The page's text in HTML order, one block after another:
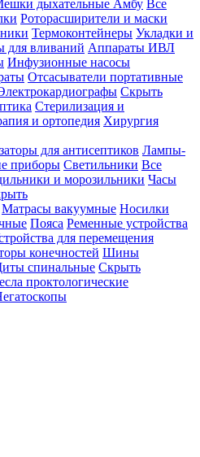
дыхательные Амбу Все
Роторасширители и маски
Термоконтейнеры Укладки и
для вливаний Аппараты ИВЛ
Инфузионные насосы
Отсасыватели портативные
Скрыть
Стерилизация и
и ортопедия Хирургия
для антисептиков Лампы-
приборы Светильники Все
и морозильники Часы
Матрасы вакуумные Носилки
Пояса Ременные устройства
для перемещения
конечностей Шины
спинальные Скрыть
проктологические